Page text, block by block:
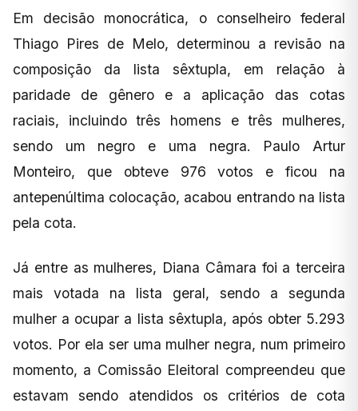
Em decisão monocrática, o conselheiro federal
Thiago Pires de Melo, determinou a revisão na
composição da lista sêxtupla, em relação à
paridade de gênero e a aplicação das cotas
raciais, incluindo três homens e três mulheres,
sendo um negro e uma negra. Paulo Artur
Monteiro, que obteve 976 votos e ficou na
antepenúltima colocação, acabou entrando na lista
pela cota.
Já entre as mulheres, Diana Câmara foi a terceira
mais votada na lista geral, sendo a segunda
mulher a ocupar a lista sêxtupla, após obter 5.293
votos. Por ela ser uma mulher negra, num primeiro
momento, a Comissão Eleitoral compreendeu que
estavam sendo atendidos os critérios de cota